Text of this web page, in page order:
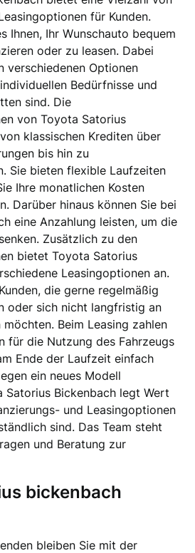
für Kunden.
Ihnen, Ihr Wunschauto bequem
oder zu leasen. Dabei
verschiedenen Optionen
Bedürfnisse und
sind. Die
von Toyota Satorius
klassischen Krediten über
bis hin zu
Sie bieten flexible Laufzeiten
Ihre monatlichen Kosten
Darüber hinaus können Sie bei
eine Anzahlung leisten, um die
Zusätzlich zu den
bietet Toyota Satorius
Leasingoptionen an.
die gerne regelmäßig
oder sich nicht langfristig an
Beim Leasing zahlen
für die Nutzung des Fahrzeugs
Ende der Laufzeit einfach
ein neues Modell
Satorius Bickenbach legt Wert
und Leasingoptionen
sind. Das Team steht
und Beratung zur
bickenbach
bleiben Sie mit der